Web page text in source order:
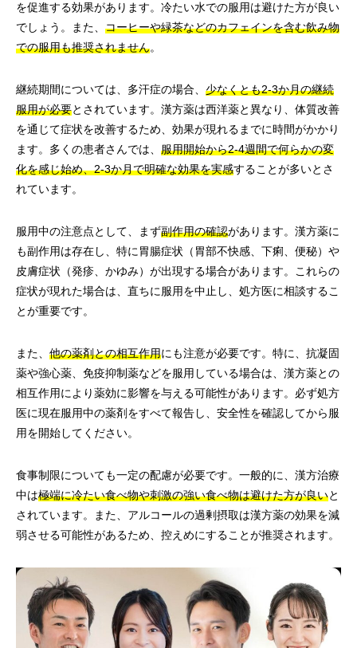
を促進する効果があります。冷たい水での服用は避けた方が良い
でしょう。また、 コーヒーや緑茶などのカフェインを含む飲み物
での服用も推奨されません。
継続期間については、多汗症の場合、 少なくとも2-3か月の継続
服用が必要とされています。漢方薬は西洋薬と異なり、体質改善
を通じて症状を改善するため、効果が現れるまでに時間がかかり
ます。多くの患者さんでは、 服用開始から2-4週間で何らかの変
化を感じ始め、2-3か月で明確な効果を実感することが多いとさ
れています。
服用中の注意点として、まず副作用の確認があります。漢方薬に
も副作用は存在し、特に胃腸症状（胃部不快感、下痢、便秘）や
皮膚症状（発疹、かゆみ）が出現する場合があります。これらの
症状が現れた場合は、直ちに服用を中止し、処方医に相談するこ
とが重要です。
また、 他の薬剤との相互作用にも注意が必要です。特に、抗凝固
薬や強心薬、免疫抑制薬などを服用している場合は、漢方薬との
相互作用により薬効に影響を与える可能性があります。必ず処方
医に現在服用中の薬剤をすべて報告し、安全性を確認してから服
用を開始してください。
食事制限についても一定の配慮が必要です。一般的に、漢方治療
中は極端に冷たい食べ物や刺激の強い食べ物は避けた方が良いと
されています。また、アルコールの過剰摂取は漢方薬の効果を減
弱させる可能性があるため、控えめにすることが推奨されます。